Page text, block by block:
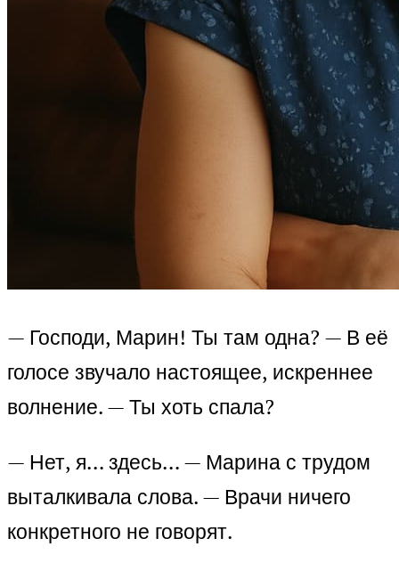
— Господи, Марин! Ты там одна? — В её
голосе звучало настоящее, искреннее
волнение. — Ты хоть спала?
— Нет, я… здесь… — Марина с трудом
выталкивала слова. — Врачи ничего
конкретного не говорят.